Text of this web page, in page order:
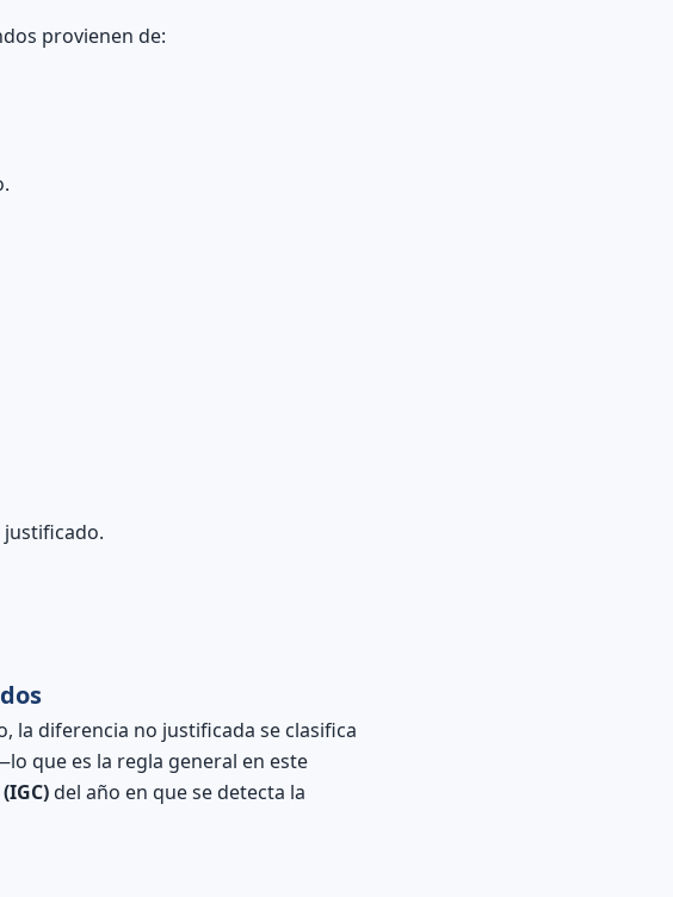
provienen de:
justificado.
la diferencia no justificada se clasifica
que es la regla general en este
del año en que se detecta la